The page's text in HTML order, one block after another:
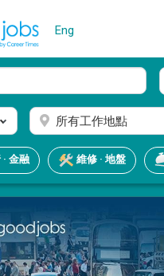
Eng
所有工作地點
金融 維修 · 地盤